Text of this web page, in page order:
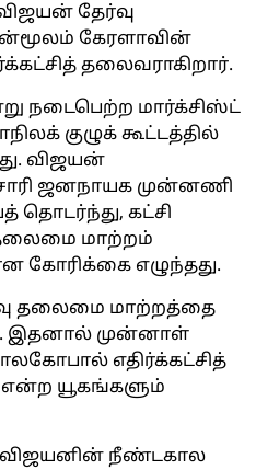
தேர்வு
கேரளாவின்
தலைவராகிறார்.
நடைபெற்ற மார்க்சிஸ்ட்
குழுக் கூட்டத்தில்
விஜயன்
ஜனநாயக முன்னணி
தொடர்ந்து, கட்சி
மாற்றம்
கோரிக்கை எழுந்தது.
தலைமை மாற்றத்தை
இதனால் முன்னாள்
எதிர்க்கட்சித்
யூகங்களும்
விஜயனின் நீண்டகால